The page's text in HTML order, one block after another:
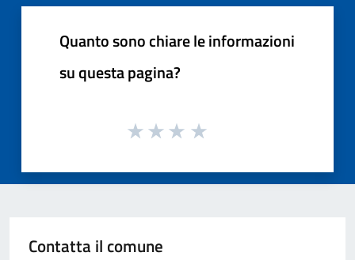
Quanto sono chiare le informazioni
su questa pagina?
Contatta il comune